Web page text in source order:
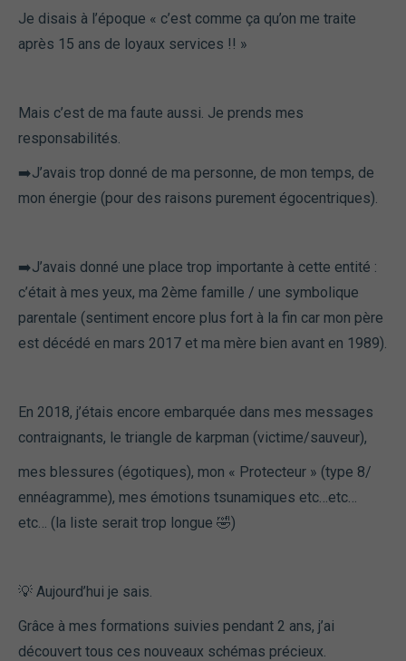
Je disais à l’époque « c’est comme ça qu’on me traite
après 15 ans de loyaux services !! »
Mais c’est de ma faute aussi. Je prends mes
responsabilités.
➡️J’avais trop donné de ma personne, de mon temps, de
mon énergie (pour des raisons purement égocentriques).
➡️J’avais donné une place trop importante à cette entité :
c’était à mes yeux, ma 2ème famille / une symbolique
parentale (sentiment encore plus fort à la fin car mon père
est décédé en mars 2017 et ma mère bien avant en 1989).
En 2018, j’étais encore embarquée dans mes messages
contraignants, le triangle de karpman (victime/sauveur),
mes blessures (égotiques), mon « Protecteur » (type 8/
ennéagramme), mes émotions tsunamiques etc…etc…
etc… (la liste serait trop longue 🤣)
💡 Aujourd’hui je sais.
Grâce à mes formations suivies pendant 2 ans, j’ai
découvert tous ces nouveaux schémas précieux.